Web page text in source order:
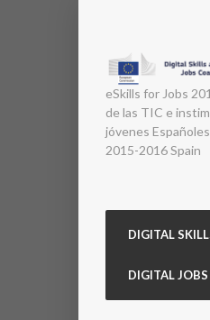
eSkills for Jobs
de las TIC e
jóvenes
2015-2016 Spain
DIGITAL
DIGITAL JOBS